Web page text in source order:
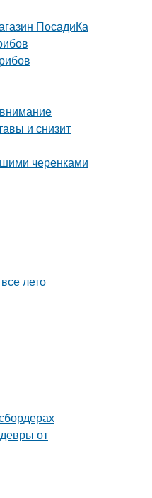
ПосадиКа
и снизит
черенками
лето
от